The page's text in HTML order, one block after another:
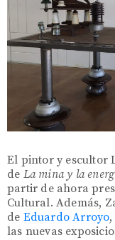
El pintor y escultor
de La mina y la
partir de ahora
Cultural. Además,
de Eduardo Arroyo
las nuevas